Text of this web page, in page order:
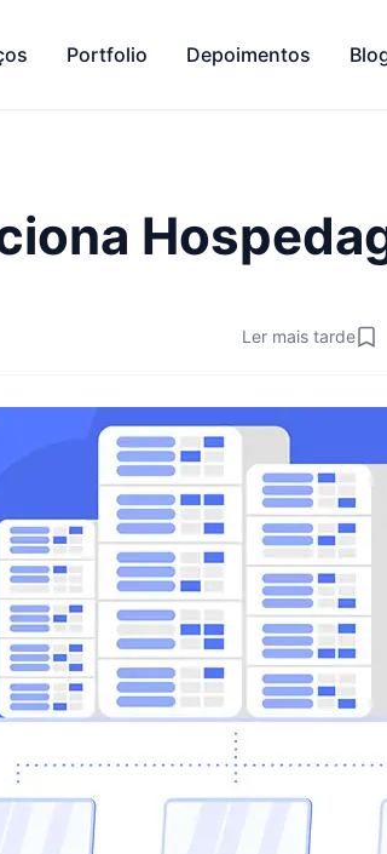
Portfolio Depoimentos
Ler mais tarde